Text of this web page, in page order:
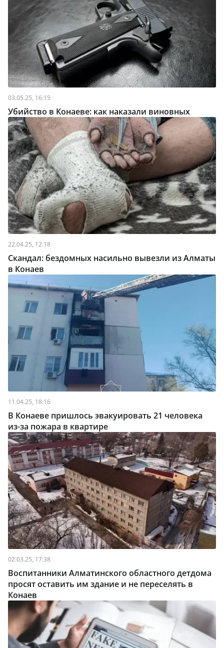
03.05.25, 16:15
Убийство в Конаеве: как наказали виновных
22.04.25, 12:18
Скандал: бездомных насильно вывезли из Алматы
в Конаев
11.04.25, 18:16
В Конаеве пришлось эвакуировать 21 человека
из-за пожара в квартире
02.03.25, 17:38
Воспитанники Алматинского областного детдома
просят оставить им здание и не переселять в
Конаев